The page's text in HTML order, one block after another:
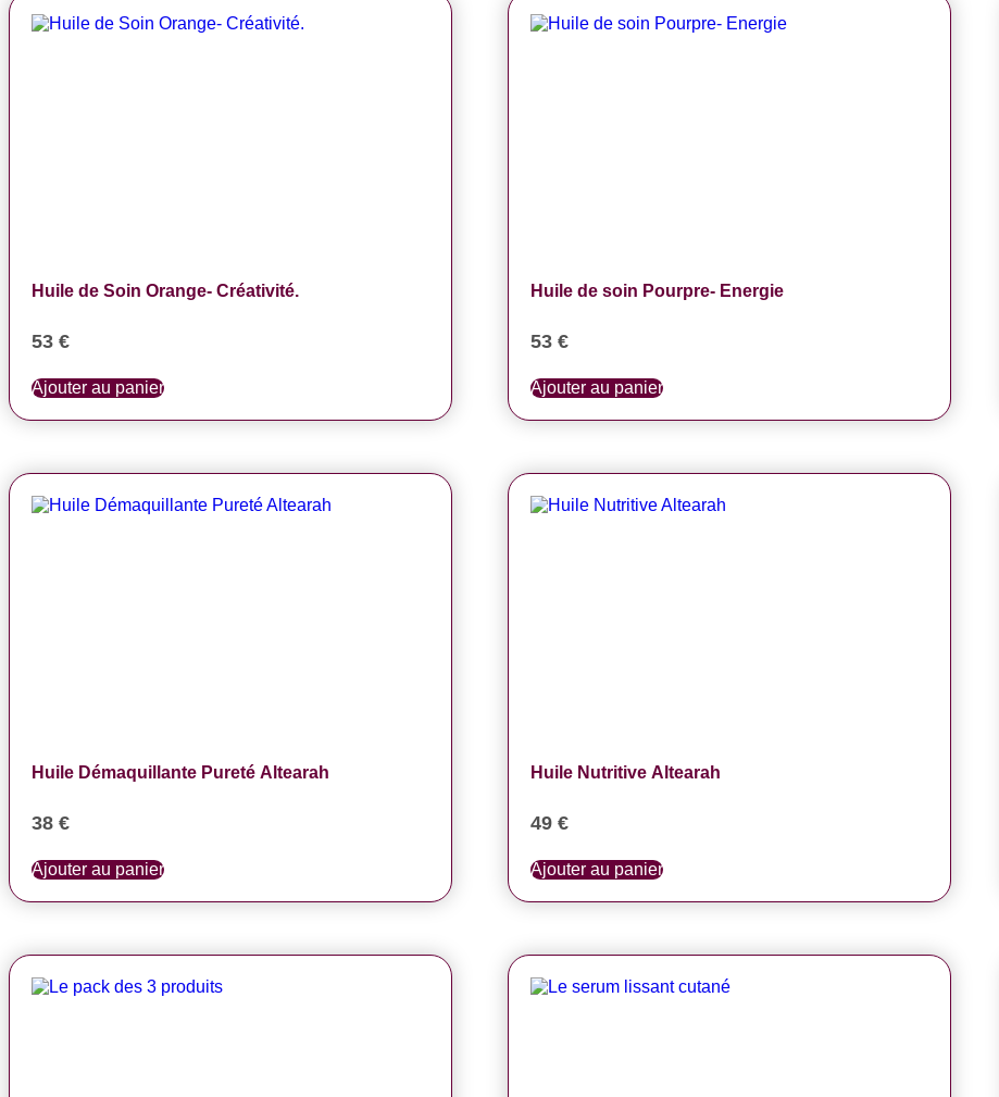
Huile de Soin Orange- Créativité.
53 €
Ajouter au panier
Huile de soin Pourpre- Energie
53 €
Ajouter au panier
Huile Démaquillante Pureté Altearah
38 €
Ajouter au panier
Huile Nutritive Altearah
49 €
Ajouter au panier